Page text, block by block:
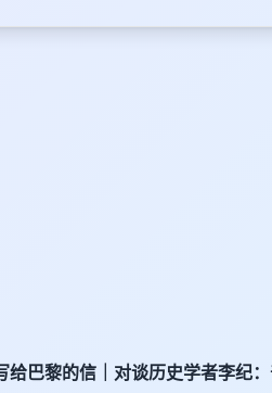
给巴黎的信｜对谈历史学者李纪